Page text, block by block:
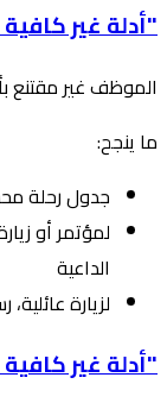
"أدلة غير
الموظف غير مقتنع
ما ينجح:
جدول رحلة
لمؤتمر أو
الداعية
لزيارة
"أدلة غير